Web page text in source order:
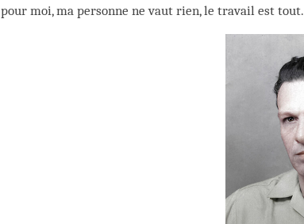
pour moi, ma personne ne vaut rien, le travail est tout.